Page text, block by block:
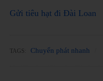
Gửi tiêu hạt đi Đài Loan
TAGS: Chuyển phát nhanh